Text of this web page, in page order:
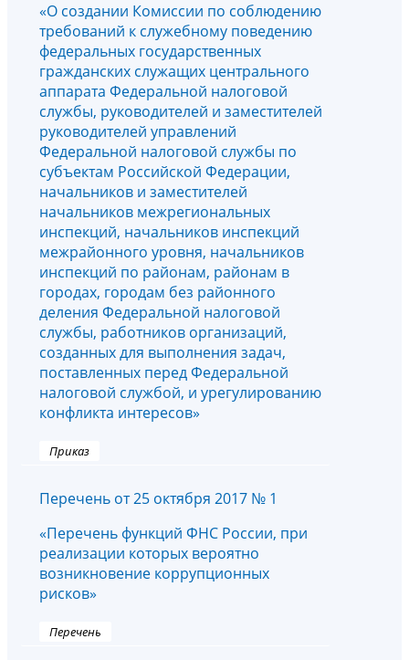
«О создании Комиссии по соблюдению
требований к служебному поведению
федеральных государственных
гражданских служащих центрального
аппарата Федеральной налоговой
службы, руководителей и заместителей
руководителей управлений
Федеральной налоговой службы по
субъектам Российской Федерации,
начальников и заместителей
начальников межрегиональных
инспекций, начальников инспекций
межрайонного уровня, начальников
инспекций по районам, районам в
городах, городам без районного
деления Федеральной налоговой
службы, работников организаций,
созданных для выполнения задач,
поставленных перед Федеральной
налоговой службой, и урегулированию
конфликта интересов»
Приказ
Перечень от 25 октября 2017 № 1
«Перечень функций ФНС России, при
реализации которых вероятно
возникновение коррупционных
рисков»
Перечень